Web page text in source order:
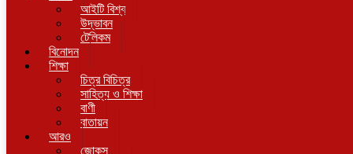
আইটি বিশ্ব
উদ্ভাবন
টেলিকম
বিনোদন
শিক্ষা
চিত্র বিচিত্র
সাহিত্য ও শিক্ষা
বাণী
বাতায়ন
আরও
জোকস